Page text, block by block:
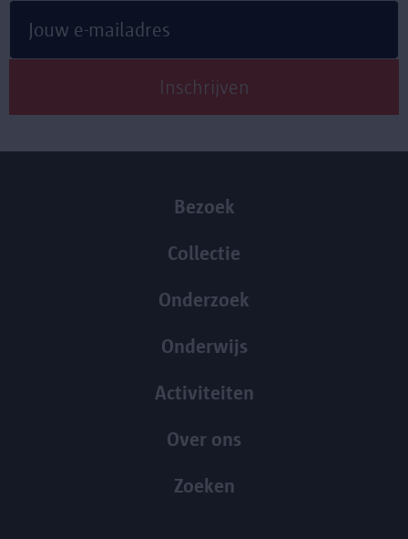
Bezoek
Collectie
Onderzoek
Onderwijs
Activiteiten
Over ons
Zoeken